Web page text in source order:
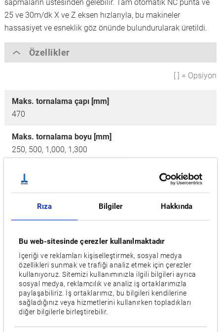
Rıza Bilgiler Hakkında
Bu web-sitesinde çerezler kullanılmaktadır
İçeriği ve reklamları kişiselleştirmek, sosyal medya
özellikleri sunmak ve trafiği analiz etmek için çerezler
kullanıyoruz. Sitemizi kullanımınızla ilgili bilgileri ayrıca
sosyal medya, reklamcılık ve analiz iş ortaklarımızla
paylaşabiliriz. İş ortaklarımız, bu bilgileri kendilerine
sağladığınız veya hizmetlerini kullanırken topladıkları
diğer bilgilerle birleştirebilir.
sapmaların üstesinden gelebilir. Tam otomatik NC punta ve
25 ve 30m/dk X ve Z eksen hızlarıyla, bu makineler
hassasiyet ve esneklik göz önünde bulundurularak üretildi.
Özellikler
[ ] = Opsiyon
Maks. tornalama çapı [mm]
470
Maks. tornalama boyu [mm]
250, 500, 1,000, 1,300
İş mili devri [d/dk]
5,000, [4,200], [2,800]
12
Motor (VAC) [kW]
22/15, [30/22], [40/30]
Özellikler
M,W,MY,MW,MYW,Gantry Loader